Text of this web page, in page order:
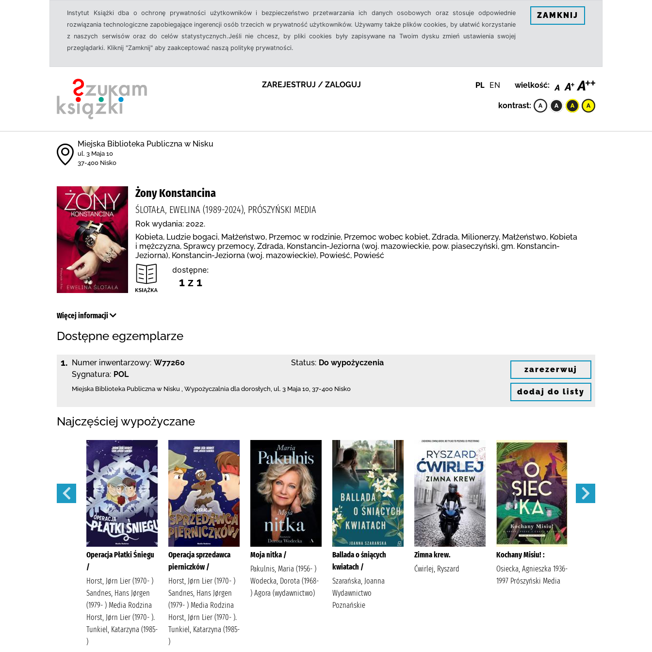
Instytut Książki dba o ochronę prywatności użytkowników i bezpieczeństwo przetwarzania ich danych osobowych oraz stosuje odpowiednie
rozwiązania technologiczne zapobiegające ingerencji osób trzecich w prywatność użytkowników. Używamy także plików cookies, by ułatwić korzystanie
z naszych serwisów oraz do celów statystycznych.Jeśli nie chcesz, by pliki cookies były zapisywane na Twoim dysku zmień ustawienia swojej
przeglądarki. Kliknij "Zamknij" aby zaakceptować naszą politykę prywatności.
ZAMKNIJ
ZAREJESTRUJ / ZALOGUJ PL EN wielkość:
kontrast:
Miejska Biblioteka Publiczna w Nisku
ul. 3 Maja 10
37-400 Nisko
Żony Konstancina
ŚLOTAŁA, EWELINA (1989-2024), PRÓSZYŃSKI MEDIA
Rok wydania: 2022.
Kobieta, Ludzie bogaci, Małżeństwo, Przemoc w rodzinie, Przemoc wobec kobiet, Zdrada, Milionerzy, Małżeństwo, Kobieta
i mężczyzna, Sprawcy przemocy, Zdrada, Konstancin-Jeziorna (woj. mazowieckie, pow. piaseczyński, gm. Konstancin-
Jeziorna), Konstancin-Jeziorna (woj. mazowieckie), Powieść, Powieść
dostępne:
1 z 1
Więcej informacji
Dostępne egzemplarze
1. Numer inwentarzowy: W77260
Sygnatura: POL
Status: Do wypożyczenia
Miejska Biblioteka Publiczna w Nisku , Wypożyczalnia dla dorosłych, ul. 3 Maja 10, 37-400 Nisko
zarezerwuj
dodaj do listy
Najczęściej wypożyczane
Operacja Płatki Śniegu
/
Horst, Jørn Lier (1970- )
Sandnes, Hans Jørgen
(1979- ) Media Rodzina
Horst, Jørn Lier (1970- ).
Tunkiel, Katarzyna (1985-
)
Operacja sprzedawca
pierniczków /
Horst, Jørn Lier (1970- )
Sandnes, Hans Jørgen
(1979- ) Media Rodzina
Horst, Jørn Lier (1970- ).
Tunkiel, Katarzyna (1985-
)
Moja nitka /
Pakulnis, Maria (1956- )
Wodecka, Dorota (1968-
) Agora (wydawnictwo)
Ballada o śniących
kwiatach /
Szarańska, Joanna
Wydawnictwo
Poznańskie
Zimna krew.
Ćwirlej, Ryszard
Kochany Misiu! :
Osiecka, Agnieszka 1936-
1997 Prószyński Media